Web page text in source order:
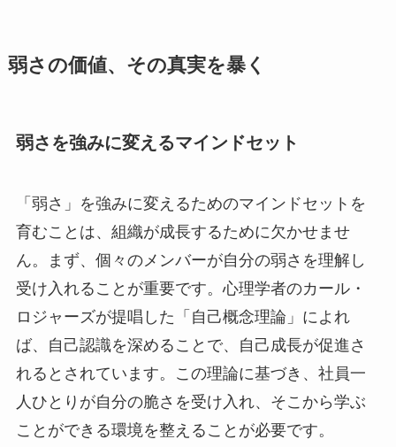
弱さの価値、その真実を暴く
弱さを強みに変えるマインドセット
「弱さ」を強みに変えるためのマインドセットを
育むことは、組織が成長するために欠かせませ
ん。まず、個々のメンバーが自分の弱さを理解し
受け入れることが重要です。心理学者のカール・
ロジャーズが提唱した「自己概念理論」によれ
ば、自己認識を深めることで、自己成長が促進さ
れるとされています。この理論に基づき、社員一
人ひとりが自分の脆さを受け入れ、そこから学ぶ
ことができる環境を整えることが必要です。